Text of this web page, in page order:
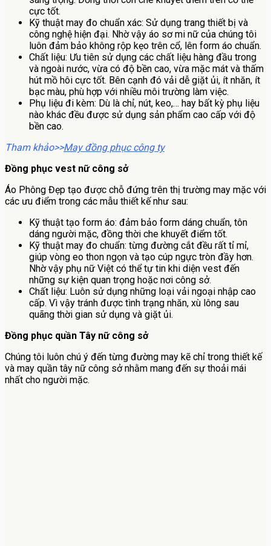
cực tốt.
Kỹ thuật may đo chuẩn xác: Sử dụng trang thiết bị và
công nghệ hiện đại. Nhờ vậy áo sơ mi nữ của chúng tôi
luôn đảm bảo không rộp kẹo trên cổ, lên form áo chuẩn.
Chất liệu: Ưu tiên sử dụng các chất liệu hàng đầu trong
và ngoài nước, vừa có độ bền cao, vừa mặc mát và thấm
hút mồ hôi cực tốt. Bên cạnh đó vải dễ giặt ủi, ít nhăn, ít
bạc màu, phù hợp với nhiều môi trường làm việc.
Phụ liệu đi kèm: Dù là chỉ, nút, keo,… hay bất kỳ phụ liệu
nào khác đều được sử dụng sản phẩm cao cấp với độ
bền cao.
Tham khảo>>May đồng phục công ty
Đồng phục vest nữ công sở
Áo Phông Đẹp tạo được chỗ đứng trên thị trường may mặc với
các ưu điểm trong các mẫu thiết kế như sau:
Kỹ thuật tạo form áo: đảm bảo form dáng chuẩn, tôn
dáng người mặc, đồng thời che khuyết điểm tốt.
Kỹ thuật may đo chuẩn: từng đường cắt đều rất tỉ mỉ,
giúp vòng eo thon ngọn và tạo cúp ngực tròn đầy hơn.
Nhờ vậy phụ nữ Việt có thể tự tin khi diện vest đến
những sự kiện quan trọng hoặc nơi công sở.
Chất liệu: Luôn sử dụng những loại vải ngoại nhập cao
cấp. Vì vậy tránh được tình trạng nhăn, xù lông sau
quãng thời gian sử dụng và giặt ủi.
Đồng phục quần Tây nữ công sở
Chúng tôi luôn chú ý đến từng đường may kẽ chỉ trong thiết kế
và may quần tây nữ công sở nhằm mang đến sự thoải mái
nhất cho người mặc.